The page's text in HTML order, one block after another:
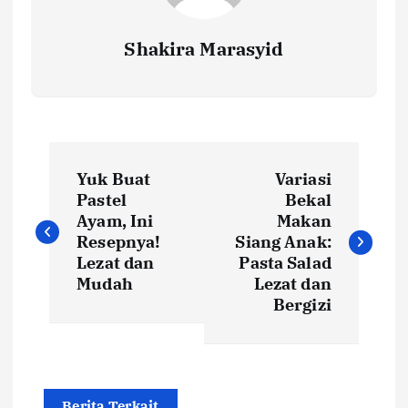
Shakira Marasyid
o
s
a
Yuk Buat
Pastel
Ayam, Ini
Resepnya!
Lezat dan
Mudah
Variasi
Bekal
Makan
Siang Anak:
Pasta Salad
Lezat dan
Bergizi